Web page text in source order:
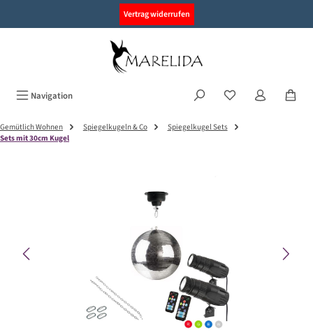
Vertrag widerrufen
Navigation
Gemütlich Wohnen Spiegelkugeln & Co
Spiegelkugel Sets
Sets mit 30cm Kugel